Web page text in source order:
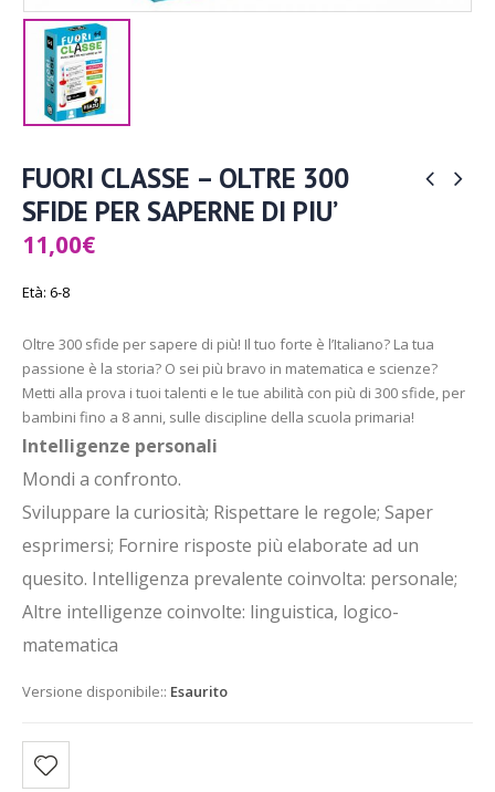
FUORI CLASSE – OLTRE 300
SFIDE PER SAPERNE DI PIU’
11,00€
Età: 6-8
Oltre 300 sfide per sapere di più! Il tuo forte è l’Italiano? La tua
passione è la storia? O sei più bravo in matematica e scienze?
Metti alla prova i tuoi talenti e le tue abilità con più di 300 sfide, per
bambini fino a 8 anni, sulle discipline della scuola primaria!
Intelligenze personali
Mondi a confronto.
Sviluppare la curiosità; Rispettare le regole; Saper
esprimersi; Fornire risposte più elaborate ad un
quesito. Intelligenza prevalente coinvolta: personale;
Altre intelligenze coinvolte: linguistica, logico-
matematica
Versione disponibile:: Esaurito